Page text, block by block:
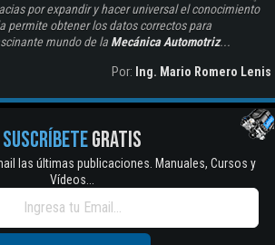
por expandir y hacer universal el conocimiento
permite obtener los datos correctos para
mundo de la Mecánica Automotriz...
Por: Ing. Mario Romero Lenis
SUSCRÍBETEGRATIS
las últimas publicaciones. Manuales, Cursos y
Vídeos...